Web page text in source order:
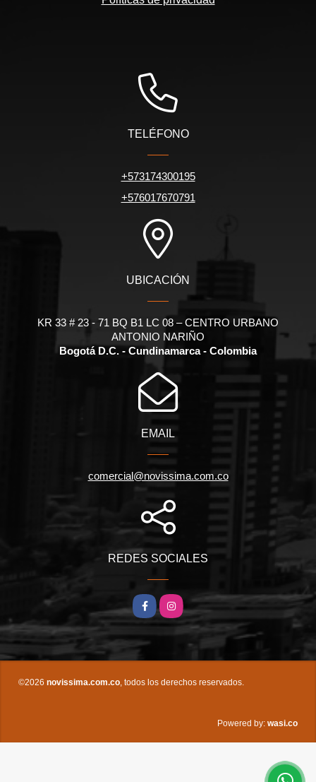
TELÉFONO
+573174300195
+576017670791
UBICACIÓN
KR 33 # 23 - 71 BQ B1 LC 08 – CENTRO URBANO
ANTONIO NARIÑO
Bogotá D.C. - Cundinamarca - Colombia
EMAIL
comercial@novissima.com.co
REDES SOCIALES
FacebookInstagram
©2026 novissima.com.co, todos los derechos reservados.
Powered by: wasi.co